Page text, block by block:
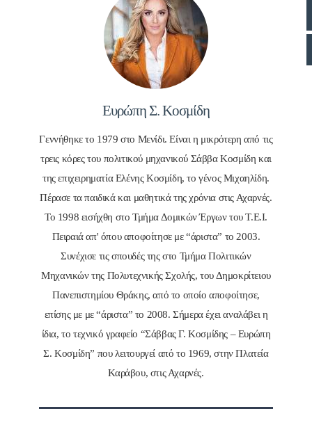
Ευρώπη Σ. Κοσμίδη
Γεννήθηκε το 1979 στο Μενίδι. Είναι η μικρότερη από τις
τρεις κόρες του πολιτικού μηχανικού Σάββα Κοσμίδη και
της επιχειρηματία Ελένης Κοσμίδη, το γένος Μιχαηλίδη.
Πέρασε τα παιδικά και μαθητικά της χρόνια στις Αχαρνές.
Το 1998 εισήχθη στο Τμήμα Δομικών Έργων του Τ.Ε.Ι.
Πειραιά απ' όπου αποφοίτησε με “άριστα” το 2003.
Συνέχισε τις σπουδές της στο Τμήμα Πολιτικών
Μηχανικών της Πολυτεχνικής Σχολής, του Δημοκρίτειου
Πανεπιστημίου Θράκης, από το οποίο αποφοίτησε,
επίσης με με “άριστα” το 2008. Σήμερα έχει αναλάβει η
ίδια, το τεχνικό γραφείο “Σάββας Γ. Κοσμίδης – Ευρώπη
Σ. Κοσμίδη” που λειτουργεί από το 1969, στην Πλατεία
Καράβου, στις Αχαρνές.